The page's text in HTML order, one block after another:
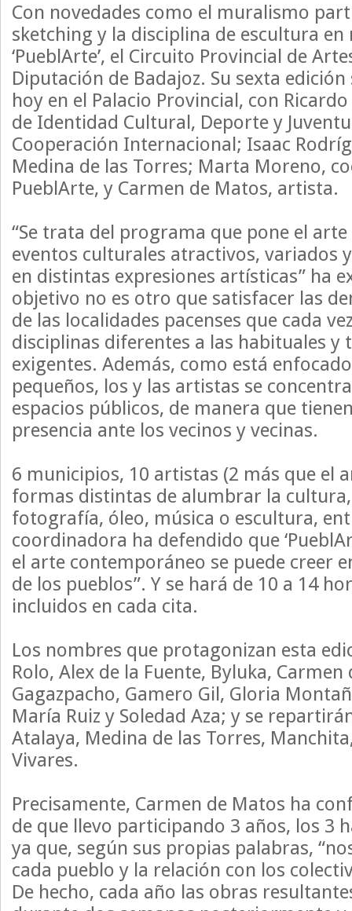
Con novedades como el muralismo
sketching y la disciplina de escultura
‘PueblArte’, el Circuito Provincial de
Diputación de Badajoz. Su sexta
hoy en el Palacio Provincial, con
de Identidad Cultural, Deporte y
Cooperación Internacional; Isaac
Medina de las Torres; Marta Moreno,
PueblArte, y Carmen de Matos, artista.
“Se trata del programa que pone el arte
eventos culturales atractivos, variados
en distintas expresiones artísticas” ha
objetivo no es otro que satisfacer las
de las localidades pacenses que cada
disciplinas diferentes a las habituales y
exigentes. Además, como está
pequeños, los y las artistas se
espacios públicos, de manera que
presencia ante los vecinos y vecinas.
6 municipios, 10 artistas (2 más que el
formas distintas de alumbrar la
fotografía, óleo, música o escultura,
coordinadora ha defendido que
el arte contemporáneo se puede creer
de los pueblos”. Y se hará de 10 a 14
incluidos en cada cita.
Los nombres que protagonizan esta
Rolo, Alex de la Fuente, Byluka, Carmen
Gagazpacho, Gamero Gil, Gloria
María Ruiz y Soledad Aza; y se
Atalaya, Medina de las Torres,
Vivares.
Precisamente, Carmen de Matos ha
de que llevo participando 3 años, los 3
ya que, según sus propias palabras,
cada pueblo y la relación con los
De hecho, cada año las obras